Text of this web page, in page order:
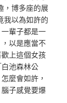
，博多座的展
我以為如許的
輩子都是一
以是應當不
上這個女孩
池森林公
麼會如許，
子感覺要爆